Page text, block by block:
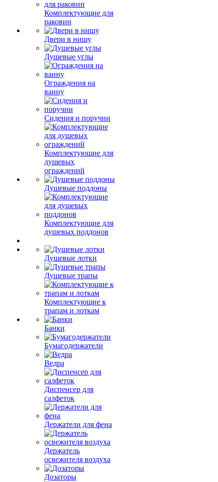
Комплектующие для
раковин
Двери в нишу
Душевые углы
Ограждения на
ванну
Сидения и поручни
Комплектующие для
душевых
ограждений
Душевые поддоны
Комплектующие для
душевых поддонов
Душевые лотки
Душевые трапы
Комплектующие к
трапам и лоткам
Банки
Бумагодержатели
Ведра
Диспенсер для
салфеток
Держатели для фена
Держатель
освежителя воздуха
Дозаторы